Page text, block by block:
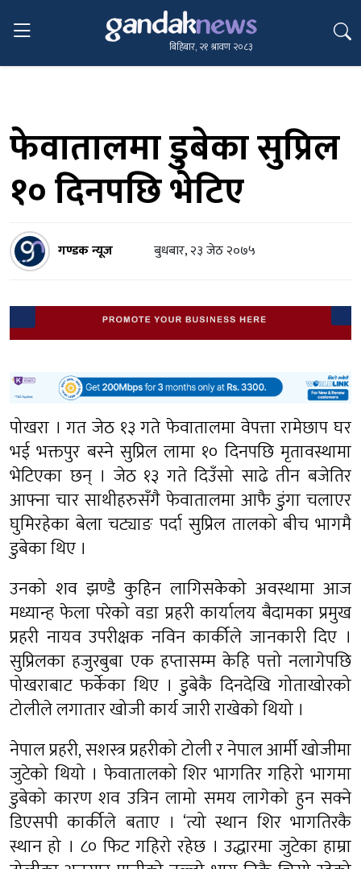
बिहिबार, २१ श्रावण २०८३
फेवातालमा डुबेका सुप्रिल
१० दिनपछि भेटिए
गण्डक न्यूज बुधबार, २३ जेठ २०७५
पोखरा । गत जेठ १३ गते फेवातालमा वेपत्ता रामेछाप घर
भई भक्तपुर बस्ने सुप्रिल लामा १० दिनपछि मृतावस्थामा
भेटिएका छन् । जेठ १३ गते दिउँसो साढे तीन बजेतिर
आफ्ना चार साथीहरुसँगै फेवातालमा आफै डुंगा चलाएर
घुमिरहेका बेला चट्याङ पर्दा सुप्रिल तालको बीच भागमै
डुबेका थिए ।
उनको शव झण्डै कुहिन लागिसकेको अवस्थामा आज
मध्यान्ह फेला परेको वडा प्रहरी कार्यालय बैदामका प्रमुख
प्रहरी नायव उपरीक्षक नविन कार्कीले जानकारी दिए ।
सुप्रिलका हजुरबुबा एक हप्तासम्म केहि पत्तो नलागेपछि
पोखराबाट फर्केका थिए । डुबेकै दिनदेखि गोताखोरको
टोलीले लगातार खोजी कार्य जारी राखेको थियो ।
नेपाल प्रहरी, सशस्त्र प्रहरीको टोली र नेपाल आर्मी खोजीमा
जुटेको थियो । फेवातालको शिर भागतिर गहिरो भागमा
डुबेको कारण शव उत्रिन लामो समय लागेको हुन सक्ने
डिएसपी कार्कीले बताए । ‘त्यो स्थान शिर भागतिरकै
स्थान हो । ८० फिट गहिरो रहेछ । उद्धारमा जुटेका हाम्रा